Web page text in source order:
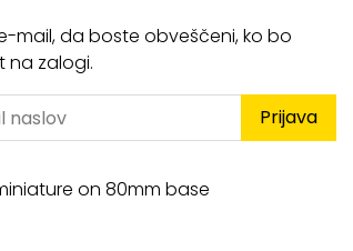
mail, da boste obveščeni, ko bo
na zalogi.
Prijava
on 80mm base